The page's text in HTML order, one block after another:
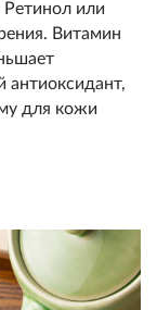
или
Витамин
антиоксидант,
для кожи